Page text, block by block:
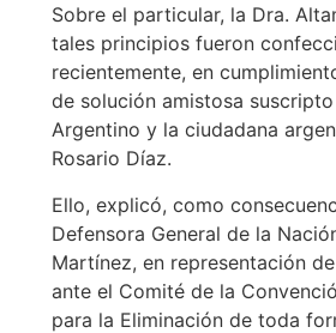
Sobre el particular, la Dra.
tales principios fueron
recientemente, en
de solución amistosa
Argentino y la ciudadana
Rosario Díaz.
Ello, explicó, como
Defensora General de la
Martínez, en representación
ante el Comité de la
para la Eliminación de toda